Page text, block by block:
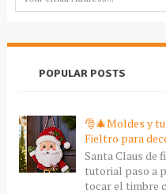
POPULAR POSTS
🎅🎄Moldes y
Fieltro para
Santa Claus de
tutorial paso a
tocar el timbre